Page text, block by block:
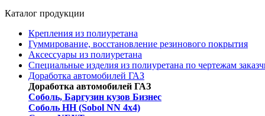
Каталог продукции
Крепления из полиуретана
Гуммирование, восстановление резинового покрытия
Аксессуары из полиуретана
Специальные изделия из полиуретана по чертежам
Доработка автомобилей ГАЗ
Доработка автомобилей ГАЗ
Соболь, Баргузин кузов Бизнес
Соболь НН (Sobol NN 4x4)